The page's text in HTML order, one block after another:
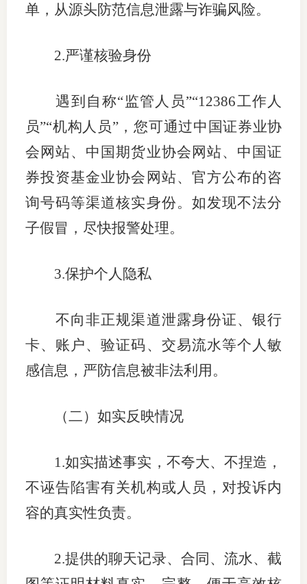
单，从源头防范信息泄露与诈骗风险。
2.严谨核验身份
遇到自称“监管人员”“12386工作人
员”“机构人员”，您可通过中国证券业协
会网站、中国期货业协会网站、中国证
券投资基金业协会网站、官方公布的咨
询号码等渠道核实身份。如发现不法分
子假冒，尽快报警处理。
3.保护个人隐私
不向非正规渠道泄露身份证、银行
卡、账户、验证码、交易流水等个人敏
感信息，严防信息被非法利用。
（二）如实反映情况
1.如实描述事实，不夸大、不捏造，
不诬告陷害有关机构或人员，对投诉内
容的真实性负责。
2.提供的聊天记录、合同、流水、截